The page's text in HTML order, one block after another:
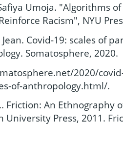
Umoja. "Algorithms
Racism", NYU
Jean. Covid-19: scales of
Somatosphere, 2020.
2020/
of-anthropology.html/.
Friction: An Ethnography
University Press, 2011.